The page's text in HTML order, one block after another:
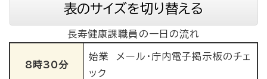
表のサイズを切り替える
長寿健康課職員の一日の流れ
8時30分
始業 メール・庁内電子掲示板のチェ
ック